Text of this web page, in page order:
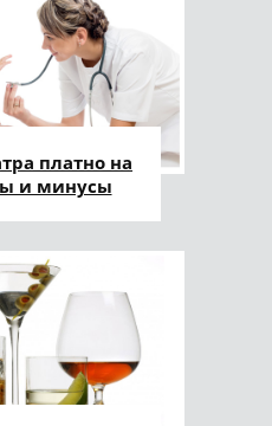
платно на
и минусы